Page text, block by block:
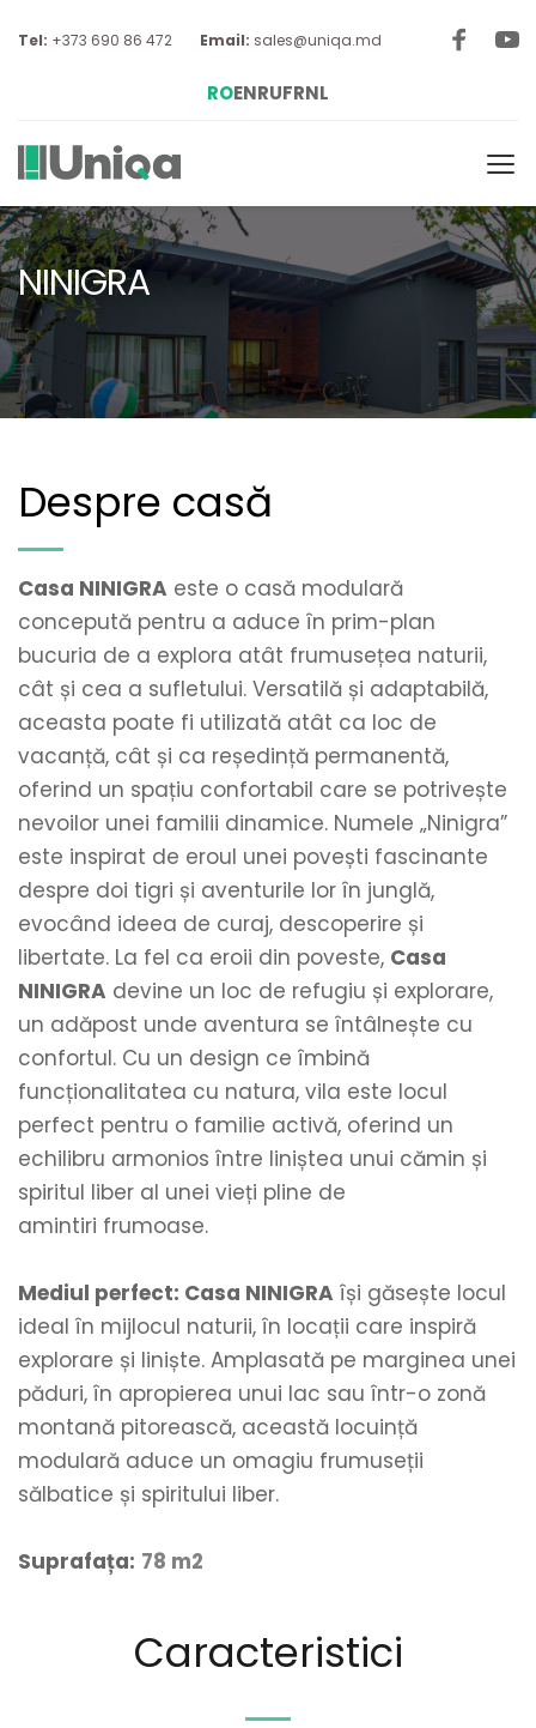
Tel: +373 690 86 472 Email: sales@uniqa.md
ROENRUFRNL
NINIGRA
Despre casă
Casa NINIGRA este o casă modulară
concepută pentru a aduce în prim-plan
bucuria de a explora atât frumusețea naturii,
cât și cea a sufletului. Versatilă și adaptabilă,
aceasta poate fi utilizată atât ca loc de
vacanță, cât și ca reședință permanentă,
oferind un spațiu confortabil care se potrivește
nevoilor unei familii dinamice. Numele „Ninigra”
este inspirat de eroul unei povești fascinante
despre doi tigri și aventurile lor în junglă,
evocând ideea de curaj, descoperire și
libertate. La fel ca eroii din poveste, Casa
NINIGRA devine un loc de refugiu și explorare,
un adăpost unde aventura se întâlnește cu
confortul. Cu un design ce îmbină
funcționalitatea cu natura, vila este locul
perfect pentru o familie activă, oferind un
echilibru armonios între liniștea unui cămin și
spiritul liber al unei vieți pline de
amintiri frumoase.
Mediul perfect: Casa NINIGRA își găsește locul
ideal în mijlocul naturii, în locații care inspiră
explorare și liniște. Amplasată pe marginea unei
păduri, în apropierea unui lac sau într-o zonă
montană pitorească, această locuință
modulară aduce un omagiu frumuseții
sălbatice și spiritului liber.
Suprafața: 78 m2
Caracteristici